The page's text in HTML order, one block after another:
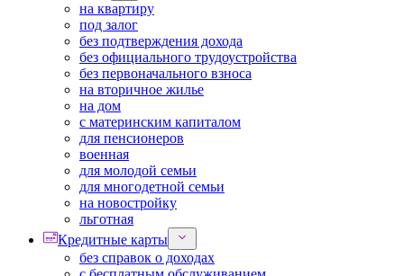
на квартиру
под залог
без подтверждения дохода
без официального трудоустройства
без первоначального взноса
на вторичное жилье
на дом
с материнским капиталом
для пенсионеров
военная
для молодой семьи
для многодетной семьи
на новостройку
льготная
Кредитные карты
без справок о доходах